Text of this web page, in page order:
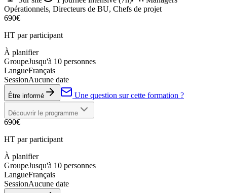
Opérationnels, Directeurs de BU, Chefs de projet
690€
HT par participant
À planifier
GroupeJusqu'à 10 personnes
LangueFrançais
SessionAucune date
Être informé Une question sur cette formation ?
Découvrir le programme
690€
HT par participant
À planifier
GroupeJusqu'à 10 personnes
LangueFrançais
SessionAucune date